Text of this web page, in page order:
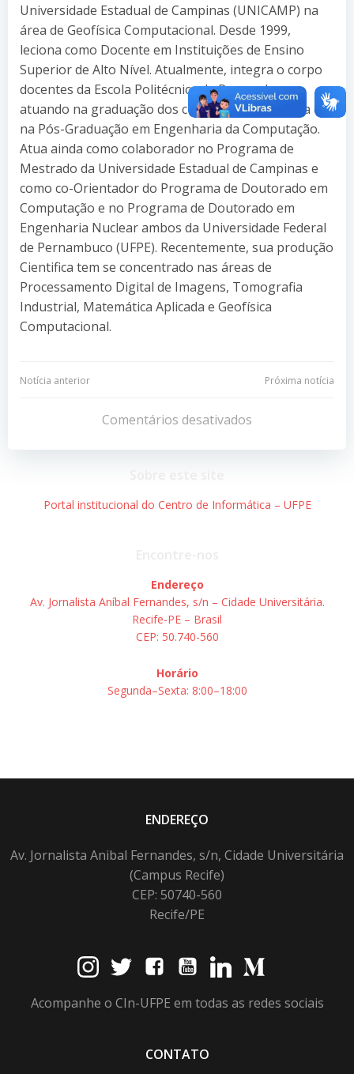
Universidade Estadual de Campinas (UNICAMP) na
área de Geofísica Computacional. Desde 1999,
leciona como Docente em Instituições de Ensino
Superior de Alto Nível. Atualmente, integra o corpo
docentes da Escola Politécnica de Pernambuco
atuando na graduação dos cursos de Engenharia e
na Pós-Graduação em Engenharia da Computação.
Atua ainda como colaborador no Programa de
Mestrado da Universidade Estadual de Campinas e
como co-Orientador do Programa de Doutorado em
Computação e no Programa de Doutorado em
Engenharia Nuclear ambos da Universidade Federal
de Pernambuco (UFPE). Recentemente, sua produção
Cientifica tem se concentrado nas áreas de
Processamento Digital de Imagens, Tomografia
Industrial, Matemática Aplicada e Geofísica
Computacional.
Navegação
Post
Notícia anterior
Navegação
de
Post
Próxima notícia
Comentários desativados
Portal institucional do Centro de Informática – UFPE
Endereço
Av. Jornalista Aníbal Fernandes, s/n – Cidade Universitária.
Recife-PE – Brasil
CEP: 50.740-560
Horário
Segunda–Sexta: 8:00–18:00
ENDEREÇO
Av. Jornalista Anibal Fernandes, s/n, Cidade Universitária
(Campus Recife)
CEP: 50740-560
Recife/PE
Acompanhe o CIn-UFPE em todas as redes sociais
CONTATO